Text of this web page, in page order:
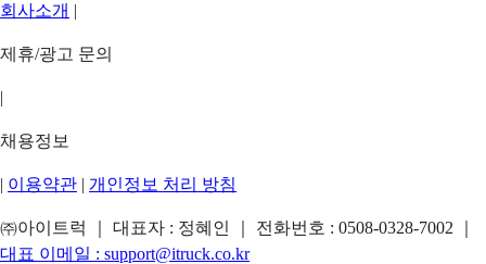
회사소개 |
제휴/광고 문의
|
채용정보
| 이용약관 | 개인정보 처리 방침
㈜아이트럭 ｜ 대표자 : 정혜인 ｜ 전화번호 : 0508-0328-7002
대표 이메일 : support@itruck.co.kr